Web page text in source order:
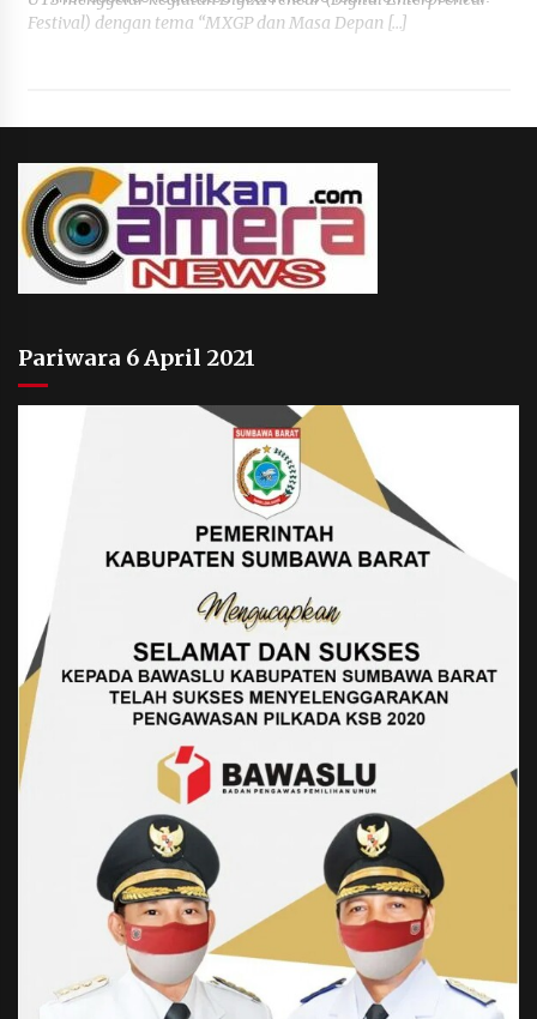
Festival) dengan tema “MXGP dan Masa Depan […]
Pariwara 6 April 2021